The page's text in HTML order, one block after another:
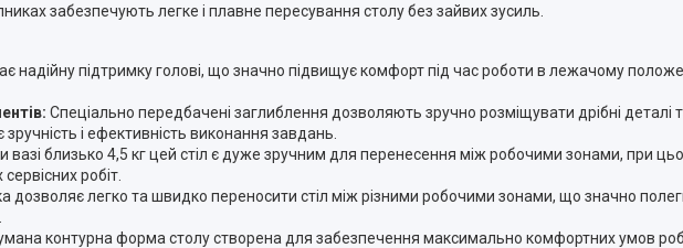
забезпечують легке і плавне пересування столу без зайвих зусиль.
надійну підтримку голові, що значно підвищує комфорт під час роботи в лежачому
Спеціально передбачені заглиблення дозволяють зручно розміщувати дрібні
і ефективність виконання завдань.
вазі близько 4,5 кг цей стіл є дуже зручним для перенесення між робочими зонами, при
робіт.
дозволяє легко та швидко переносити стіл між різними робочими зонами, що значно
контурна форма столу створена для забезпечення максимально комфортних умов